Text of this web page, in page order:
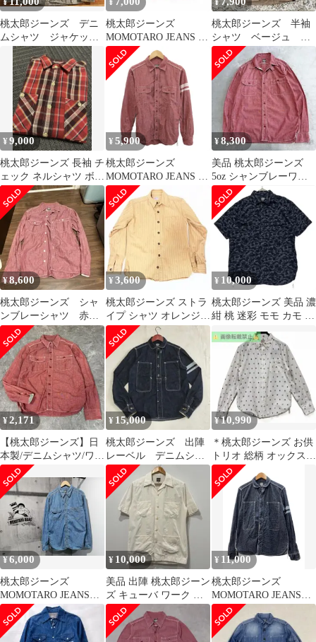
¥
桃太郎ジーンズ デニ
ムシャツ ジャケッ
ト カバーオール 42
XL
¥
桃太郎ジーンズ
MOMOTARO JEANS デ
ニムシャツ L相当
赤耳
¥
桃太郎ジーンズ 半袖
シャツ ベージュ パ
ッチポケット
¥9,000
桃太郎ジーンズ 長袖 チ
ェック ネルシャツ ボル
ドー 40 日本製
¥ 5,900
桃太郎ジーンズ
MOMOTARO JEANS シ
ャツ 38 赤 レッド 無地
長袖 2ポケット ライン
入り /PP ■ECA006
¥8,300
美品 桃太郎ジーンズ
5oz シャンブレーワー
クシャツ 赤系 サイズ40
¥8,600
桃太郎ジーンズ シャ
ンブレーシャツ 赤
40 美品
¥3,600
桃太郎ジーンズ ストラ
イプ シャツ オレンジ
系/緑 サイズ36
¥ 10,000
桃太郎ジーンズ 美品 濃
紺 桃 迷彩 モモ カモ イ
ンディゴ ジャガード シ
ャツ
¥2,171
【桃太郎ジーンズ】日
本製/デニムシャツ/ワー
クシャツ/レッド/699
¥ 15,000
桃太郎ジーンズ 出陣
レーベル デニムシャ
ツ 36サイズ
¥10,990
＊桃太郎ジーンズ お供
トリオ 総柄 オックスフ
ォード 38 日本製
¥6,000
桃太郎ジーンズ
MOMOTARO JEANS
5oz シャンブレー ワー
クシャツ
¥ 10,000
美品 出陣 桃太郎ジーン
ズ キューバ ワーク シ
ャツ 40 L 生成り work
¥ 11,000
桃太郎ジーンズ
MOMOTARO JEANS
Jail Pocket Denim Work
Shirt ジェイル ポケット
デニム ワーク シャツ